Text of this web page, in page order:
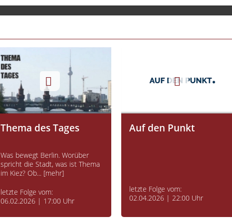
Thema des Tages
Was bewegt Berlin. Worüber
spricht die Stadt, was ist Thema
im Kiez? Ob... [mehr]
letzte Folge vom:
06.02.2026 | 17:00 Uhr
Auf den Punkt
letzte Folge vom:
02.04.2026 | 22:00 Uhr